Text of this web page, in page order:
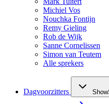
Michiel Vos
Nouchka Fontijn
Remy Gieling
Rob de Wijk
Sanne Cornelissen
Simon van Teutem
Alle sprekers
Dagvoorzitters